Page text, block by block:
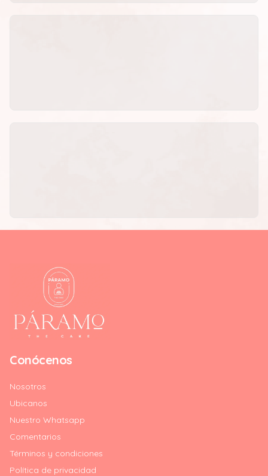
Conócenos
Nosotros
Ubicanos
Nuestro Whatsapp
Comentarios
Términos y condiciones
Política de privacidad